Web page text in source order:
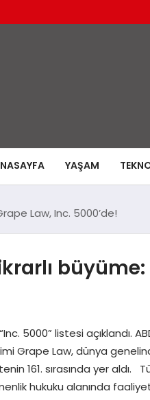
YAŞAM
Law, Inc. 5000’de!
5000” listesi açıklandı.
Grape Law, dünya
161. sırasında yer aldı.
hukuku alanında